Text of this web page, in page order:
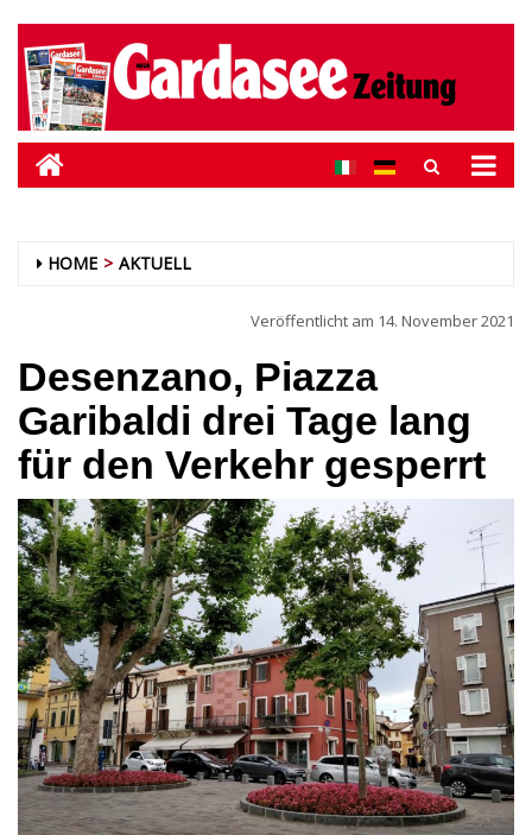
HOME AKTUELL
Veröffentlicht am 14. November 2021
Desenzano, Piazza
Garibaldi drei Tage lang
für den Verkehr gesperrt